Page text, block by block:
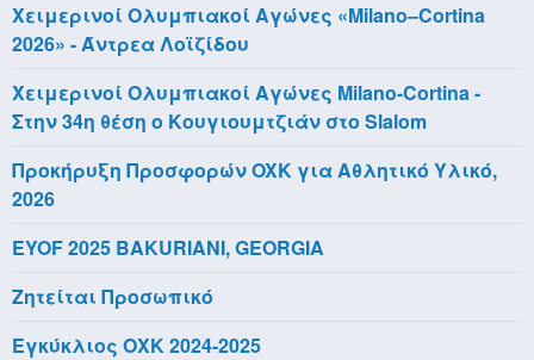
Χειμερινοί Ολυμπιακοί Αγώνες «Milano–Cortina
2026» - Άντρεα Λοϊζίδου
Χειμερινοί Ολυμπιακοί Αγώνες Milano-Cortina -
Στην 34η θέση ο Κουγιουμτζιάν στο Slalom
Προκήρυξη Προσφορών OXK για Αθλητικό Υλικό,
2026
EYOF 2025 BAKURIANI, GEORGIA
Ζητείται Προσωπικό
Εγκύκλιος ΟΧΚ 2024-2025